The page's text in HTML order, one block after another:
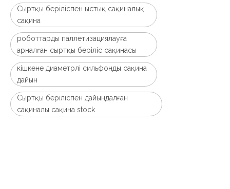
Сыртқы беріліспен ыстық сақиналық
сақина
роботтарды паллетизациялауға
арналған сыртқы беріліс сақинасы
кішкене диаметрлі сильфонды сақина
дайын
Сыртқы беріліспен дайындалған
сақиналы сақина stock